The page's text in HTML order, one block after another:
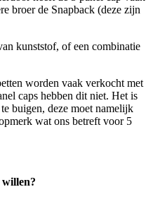
broer de Snapback (deze zijn
kunststof, of een combinatie
worden vaak verkocht met
caps hebben dit niet. Het is
buigen, deze moet namelijk
wat ons betreft voor 5
willen?